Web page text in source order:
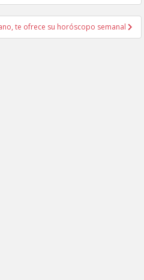
te ofrece su horóscopo semanal